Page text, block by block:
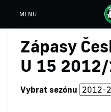
MENU
Zápasy
U 15
Vybrat sezónu